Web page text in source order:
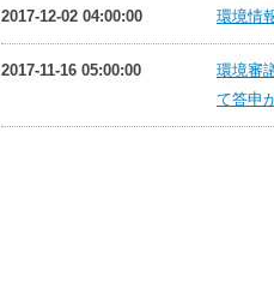
2017-12-02 04:00:00 環境情
2017-11-16 05:00:00
環境審
て答申